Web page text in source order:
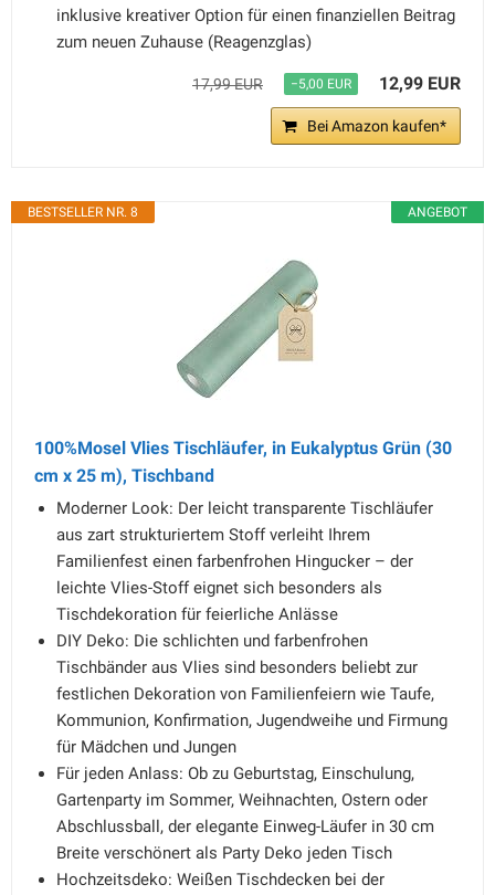
inklusive kreativer Option für einen finanziellen Beitrag
zum neuen Zuhause (Reagenzglas)
17,99 EUR −5,00 EUR 12,99 EUR
Bei Amazon kaufen*
ANGEBOT
BESTSELLER NR. 8
100%Mosel Vlies Tischläufer, in Eukalyptus Grün (30
cm x 25 m), Tischband
Moderner Look: Der leicht transparente Tischläufer
aus zart strukturiertem Stoff verleiht Ihrem
Familienfest einen farbenfrohen Hingucker – der
leichte Vlies-Stoff eignet sich besonders als
Tischdekoration für feierliche Anlässe
DIY Deko: Die schlichten und farbenfrohen
Tischbänder aus Vlies sind besonders beliebt zur
festlichen Dekoration von Familienfeiern wie Taufe,
Kommunion, Konfirmation, Jugendweihe und Firmung
für Mädchen und Jungen
Für jeden Anlass: Ob zu Geburtstag, Einschulung,
Gartenparty im Sommer, Weihnachten, Ostern oder
Abschlussball, der elegante Einweg-Läufer in 30 cm
Breite verschönert als Party Deko jeden Tisch
Hochzeitsdeko: Weißen Tischdecken bei der